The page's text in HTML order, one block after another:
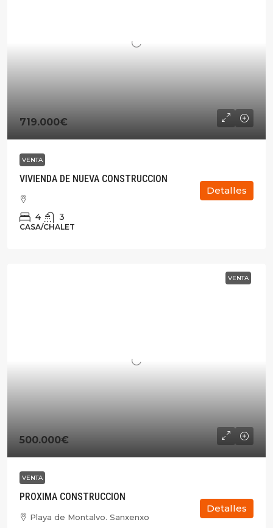
719.000€
VENTA
VIVIENDA DE NUEVA CONSTRUCCION
4 3
CASA/CHALET
Detalles
VENTA
500.000€
VENTA
PROXIMA CONSTRUCCION
Playa de Montalvo. Sanxenxo
Detalles